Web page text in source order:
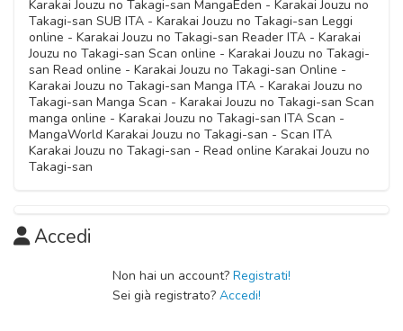
Capitolo 27
16 Febbraio 2021
Capitolo 19
16 Febbraio 2021
Capitolo 18
16 Febbraio 2021
16 Febbraio 2021
Capitolo 12
16 Febbraio 2021
Capitolo 11
16 Febbraio 2021
Capitolo 03
16 Febbraio 2021
Capitolo 02
16 Febbraio 2021
Karakai Jouzu no Takagi-san MangaEden - Karakai Jouzu no
Takagi-san SUB ITA - Karakai Jouzu no Takagi-san Leggi
online - Karakai Jouzu no Takagi-san Reader ITA - Karakai
Jouzu no Takagi-san Scan online - Karakai Jouzu no Takagi-
san Read online - Karakai Jouzu no Takagi-san Online -
Karakai Jouzu no Takagi-san Manga ITA - Karakai Jouzu no
Takagi-san Manga Scan - Karakai Jouzu no Takagi-san Scan
manga online - Karakai Jouzu no Takagi-san ITA Scan -
MangaWorld Karakai Jouzu no Takagi-san - Scan ITA
Karakai Jouzu no Takagi-san - Read online Karakai Jouzu no
Takagi-san
Accedi
Non hai un account? Registrati!
Sei già registrato? Accedi!